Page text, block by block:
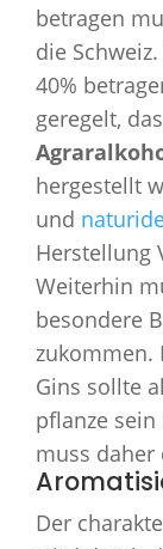
betragen
die
40%
geregelt,
hergestellt
und
Herstellung
Weiterhin
besondere
zukommen.
Gins sollte
pflanze
muss daher
Der